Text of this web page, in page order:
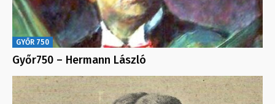
GYŐR 750
Győr750 – Hermann László